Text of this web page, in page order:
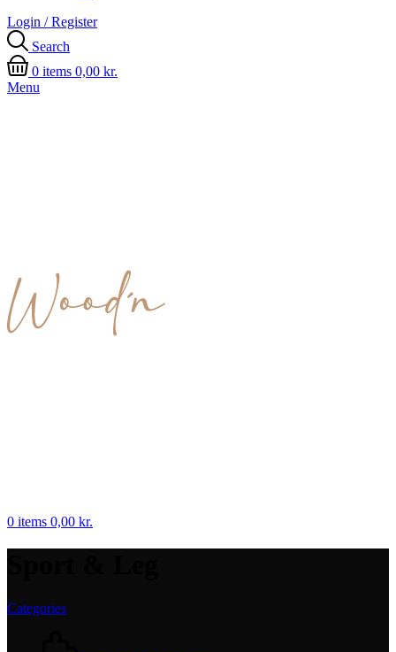
Login / Register
Search
0 items 0,00 kr.
Menu
0 items 0,00 kr.
Categories